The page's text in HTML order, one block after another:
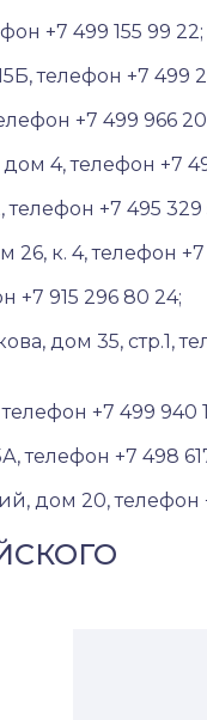
+7 499 155 99 22;
телефон +7 499
+7 499 966 20
4, телефон +7
+7 495 329
к. 4, телефон +7
+7 915 296 80 24;
дом 35, стр.1,
+7 499 940
+7 498
дом 20, телефон